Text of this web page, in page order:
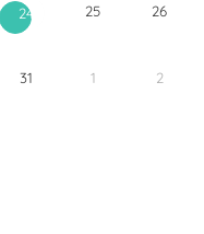
24 25 26
31 1 2